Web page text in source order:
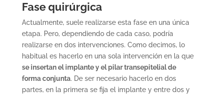
Fase quirúrgica
Actualmente, suele realizarse esta fase en una única
etapa. Pero, dependiendo de cada caso, podría
realizarse en dos intervenciones. Como decimos, lo
habitual es hacerlo en una sola intervención en la que
se insertan el implante y el pilar transepitelial de
forma conjunta. De ser necesario hacerlo en dos
partes, en la primera se fija el implante y entre dos y